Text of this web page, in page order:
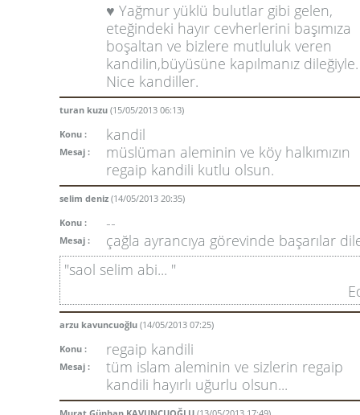
♥ Yağmur yüklü bulutlar gibi gelen,
eteğindeki hayır cevherlerini başımıza
boşaltan ve bizlere mutluluk veren
kandilin,büyüsüne kapılmanız dileğiyle.
Nice kandiller.
turan kuzu (15/05/2013 06:13)
Konu :
kandil
Mesaj :
müslüman aleminin ve köy halkımızın
regaip kandili kutlu olsun.
selim deniz (14/05/2013 20:35)
Konu :
--
Mesaj :
çağla ayrancıya görevinde başarılar
"saol selim abi... "
arzu kavuncuoğlu (14/05/2013 07:25)
Konu :
regaip kandili
Mesaj :
tüm islam aleminin ve sizlerin regaip
kandili hayırlı uğurlu olsun...